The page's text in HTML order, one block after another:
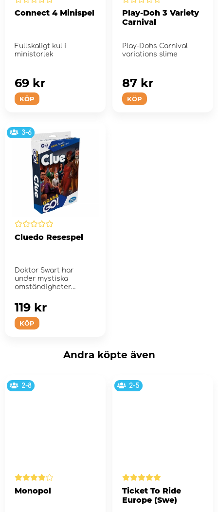
Connect 4 Minispel
Fullskaligt kul i
ministorlek
KÖP
69 kr
Play-Doh 3 Variety
Carnival
Play-Dohs Carnival
variations slime
KÖP
87 kr
3-6
Cluedo Resespel
Doktor Swart har
under mystiska
omständigheter
herrgård...
KÖP
119 kr
Andra köpte även
2-8
Monopol
2-5
Ticket To Ride
Europe (Swe)